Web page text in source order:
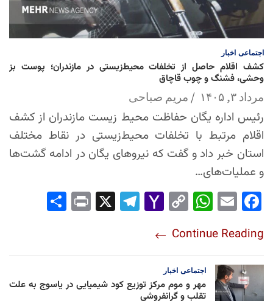
اجتماعی اخبار
کشف اقلام حاصل از تخلفات محیط‌زیستی در مازندران؛ پوست بز
وحشی، فشنگ و چوب قاچاق
مرداد ۳, ۱۴۰۵ مریم صباحی
رئیس اداره یگان حفاظت محیط زیست مازندران از کشف
اقلام مرتبط با تخلفات محیط‌زیستی در نقاط مختلف
استان خبر داد و گفت که نیروهای یگان در ادامه گشت‌ها
و عملیات‌های…
Fac
ok
Em
Wh
Ap
p
Co
Lin
k
Yah
l
Tel
Pri
Continue Reading
اجتماعی اخبار
مهر و موم مرکز توزیع کود شیمیایی در یاسوج به علت
تقلب و گرانفروشی